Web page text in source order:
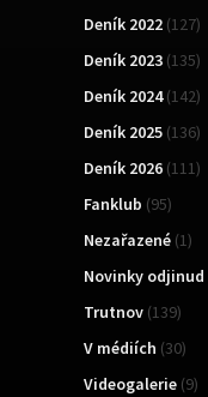
Deník 2022 (127)
Deník 2023 (135)
Deník 2024(142)
Deník 2025 (136)
Deník 2026 (111)
Fanklub (95)
Nezařazené (1)
Novinky odjinud
Trutnov (139)
V médiích (30)
Videogalerie (9)